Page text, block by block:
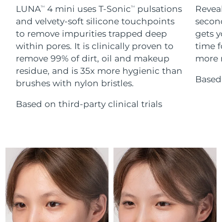
LUNATM 4 mini uses T-SonicTM
pulsations
and velvety-soft silicone touchpoints
to remove impurities trapped deep
within pores. It is clinically proven to
remove 99% of dirt, oil and makeup
residue, and is 35x more hygienic than
brushes with nylon bristles.
Based on third-party clinical trials
gets
time
more
All revitalizing eye massagers
Advanced pore care essentials
Serum
issa™ Teeth Whitening Gel
18% PAP
Kosmetyki Mężczyźni
Kupuj
O NAS
Gibraltar
13/08/2026
Grecja
Oczekiwany czas dostawy
09/08/2026
SRA Hongkong
(Chiny)
Oczekiwany czas dostawy
10/08/2026
Indonezja
Oczekiwany czas dostawy
07/08/2026
Irlandia
Oczekiwany czas dostawy
09/08/2026
Wyspa Man
Oczekiwany czas dostawy
11/08/2026